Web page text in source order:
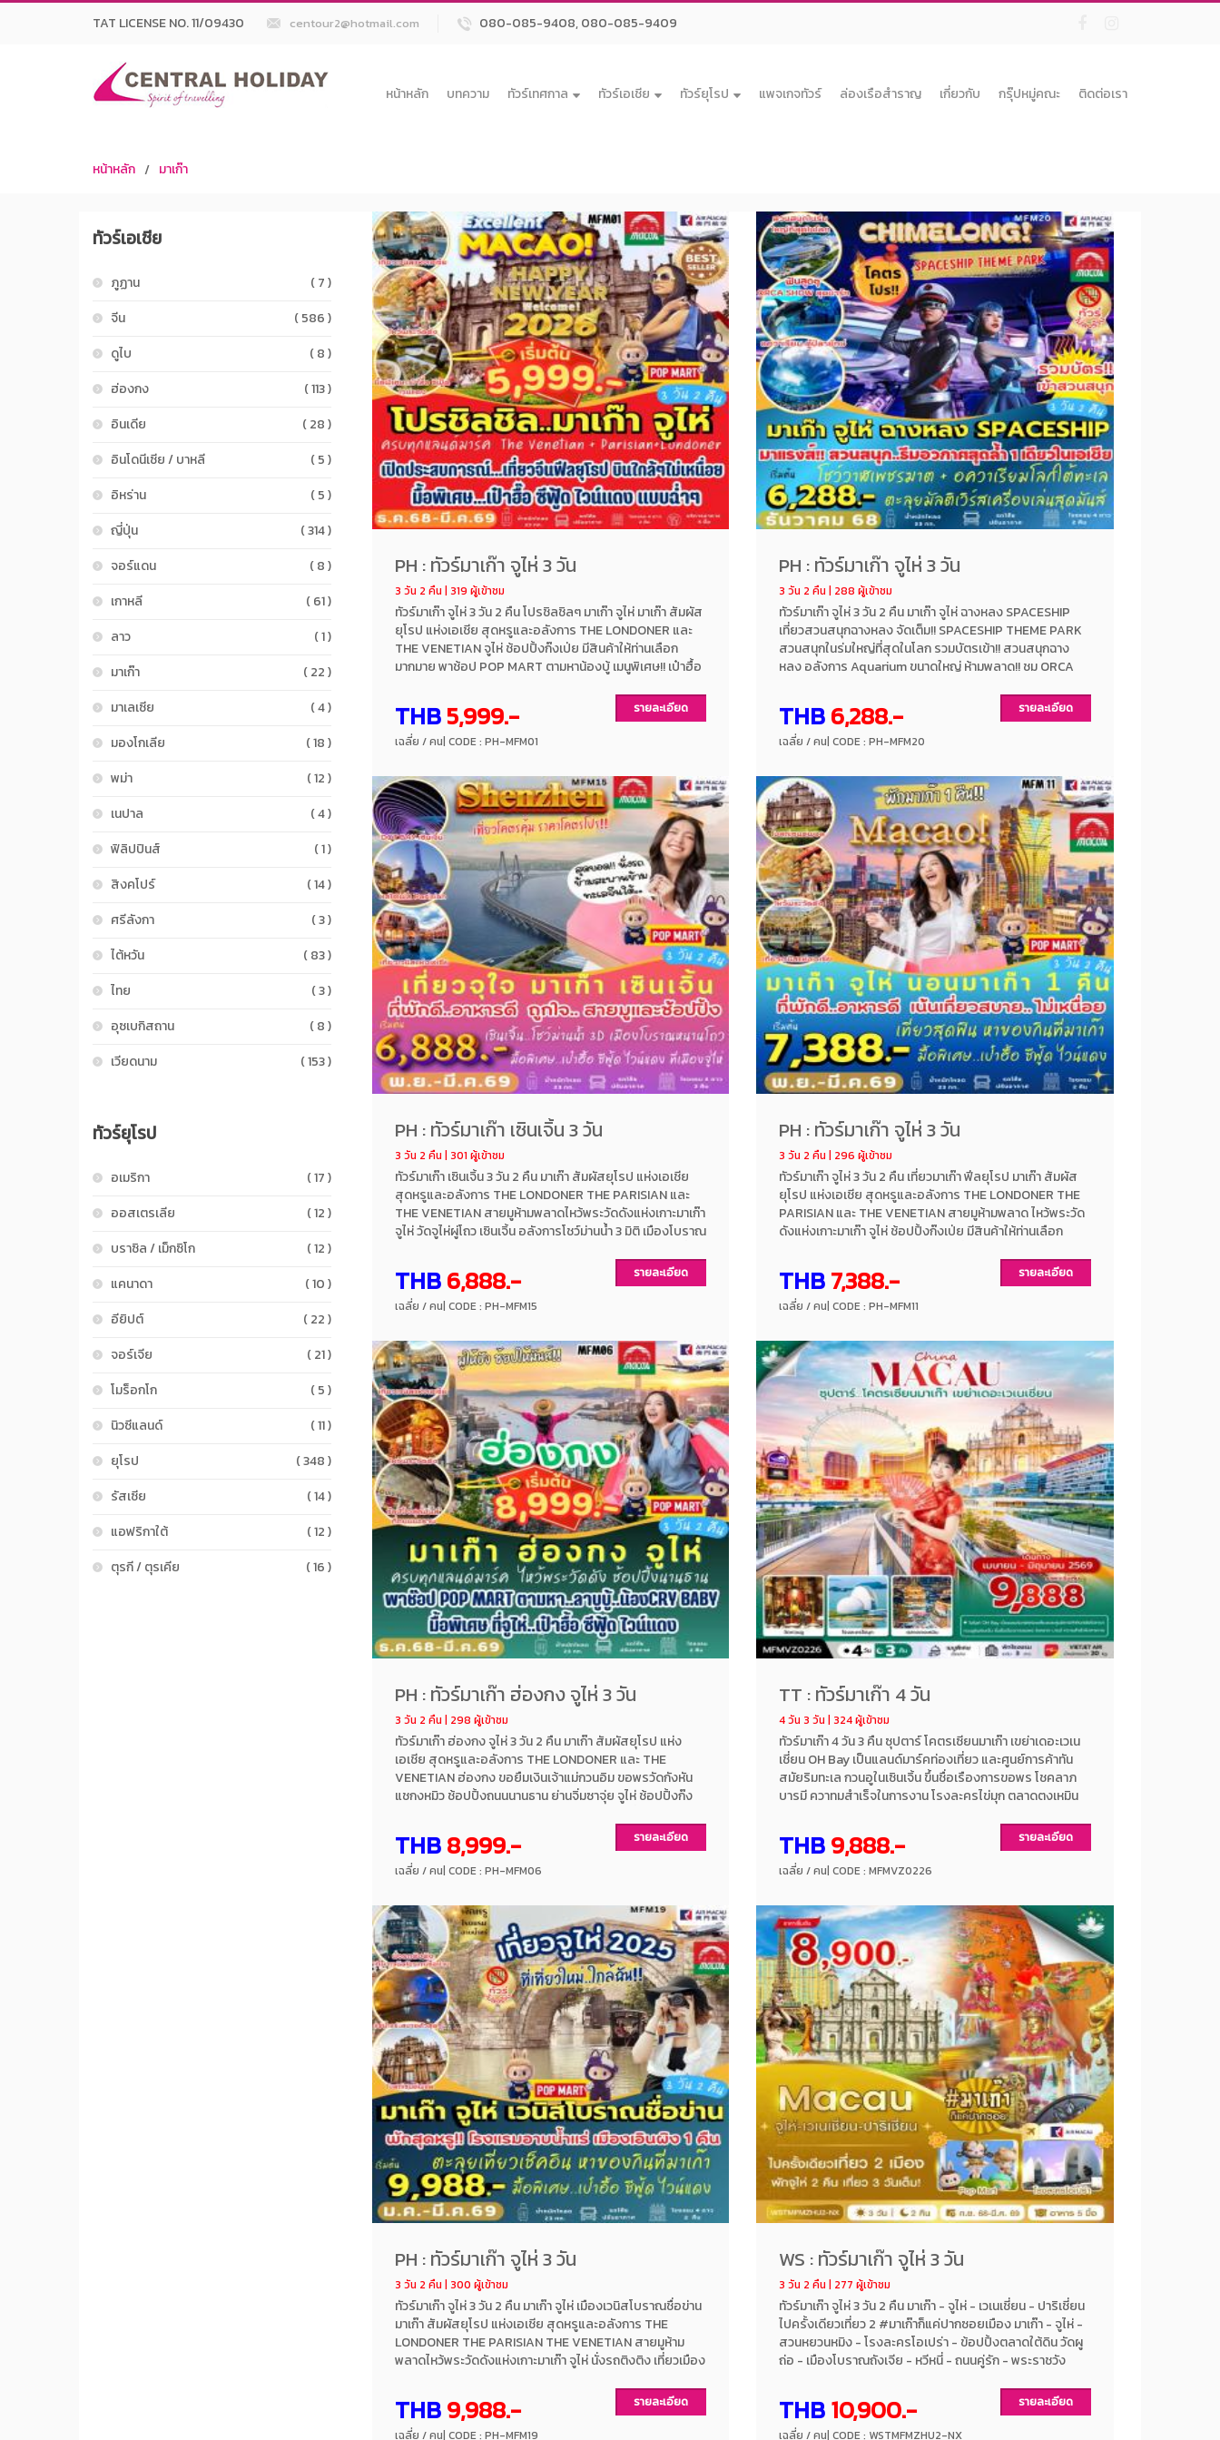
TAT LICENSE NO. 11/09430 centour2@hotmail.com 080-085-9408, 080-085-9409
หน้าหลัก บทความ ทัวร์เทศกาล ทัวร์เอเชีย ทัวร์ยุโรป แพจเกจทัวร์ ล่องเรือสำราญ เกี่ยวกับ กรุ๊ปหมู่คณะ ติดต่อเรา
หน้าหลัก / มาเก๊า
ทัวร์เอเชีย
ภูฏาน
( 7 )
จีน
( 586 )
ดูไบ
( 8 )
ฮ่องกง
( 113 )
อินเดีย
( 28 )
อินโดนีเซีย / บาหลี
( 5 )
อิหร่าน
( 5 )
ญี่ปุ่น
( 314 )
จอร์แดน
( 8 )
เกาหลี
( 61 )
ลาว
( 1 )
มาเก๊า
( 22 )
มาเลเซีย
( 4 )
มองโกเลีย
( 18 )
พม่า
( 12 )
เนปาล
( 4 )
ฟิลิปปินส์
( 1 )
สิงคโปร์
( 14 )
ศรีลังกา
( 3 )
ไต้หวัน
( 83 )
ไทย
( 3 )
อุซเบกิสถาน
( 8 )
เวียดนาม
( 153 )
ทัวร์ยุโรป
อเมริกา
( 17 )
ออสเตรเลีย
( 12 )
บราซิล / เม็กซิโก
( 12 )
แคนาดา
( 10 )
อียิปต์
( 22 )
จอร์เจีย
( 21 )
โมร็อกโก
( 5 )
นิวซีแลนด์
( 11 )
ยุโรป
( 348 )
รัสเซีย
( 14 )
แอฟริกาใต้
( 12 )
ตุรกี / ตุรเคีย
( 16 )
PH : ทัวร์มาเก๊า จูไห่ 3 วัน
3 วัน 2 คืน | 319 ผู้เข้าชม
ทัวร์มาเก๊า จูไห่ 3 วัน 2 คืน โปรชิลชิลๆ มาเก๊า จูไห่ มาเก๊า สัมผัส
ยุโรป แห่งเอเชีย สุดหรูและอลังการ THE LONDONER และ
THE VENETIAN จูไห่ ช้อปปิ้งก๊งเป่ย มีสินค้าให้ท่านเลือก
มากมาย พาช้อป POP MART ตามหาน้องบู้ เมนูพิเศษ!! เป๋าฮื้อ
THB5,999.-
เฉลี่ย / คน| CODE : PH-MFM01
รายละเอียด
PH : ทัวร์มาเก๊า จูไห่ 3 วัน
3 วัน 2 คืน | 288 ผู้เข้าชม
ทัวร์มาเก๊า จูไห่ 3 วัน 2 คืน มาเก๊า จูไห่ ฉางหลง SPACESHIP
เที่ยวสวนสนุกฉางหลง จัดเต็ม!! SPACESHIP THEME PARK
สวนสนุกในร่มใหญ่ที่สุดในโลก รวมบัตรเข้า!! สวนสนุกฉาง
หลง อลังการ Aquarium ขนาดใหญ่ ห้ามพลาด!! ชม ORCA
THB6,288.-
เฉลี่ย / คน| CODE : PH-MFM20
รายละเอียด
PH : ทัวร์มาเก๊า เซินเจิ้น 3 วัน
3 วัน 2 คืน | 301 ผู้เข้าชม
ทัวร์มาเก๊า เซินเจิ้น 3 วัน 2 คืน มาเก๊า สัมผัสยุโรป แห่งเอเชีย
สุดหรูและอลังการ THE LONDONER THE PARISIAN และ
THE VENETIAN สายมูห้ามพลาดไหว้พระวัดดังแห่งเกาะมาเก๊า
จูไห่ วัดจูไห่ผู่โถว เซินเจิ้น อลังการโชว์ม่านน้ำ 3 มิติ เมืองโบราณ
ฟู๊ด ไวน์แดง พักโรงแรมระดับ 4 ดาว โดยสายการบินแอร์
มาเก๊า AIR MACAU
THB6,888.-
เฉลี่ย / คน| CODE : PH-MFM15
รายละเอียด
PH : ทัวร์มาเก๊า จูไห่ 3 วัน
3 วัน 2 คืน | 296 ผู้เข้าชม
ทัวร์มาเก๊า จูไห่ 3 วัน 2 คืน เที่ยวมาเก๊า ฟีลยุโรป มาเก๊า สัมผัส
ยุโรป แห่งเอเชีย สุดหรูและอลังการ THE LONDONER THE
PARISIAN และ THE VENETIAN สายมูห้ามพลาด ไหว้พระวัด
ดังแห่งเกาะมาเก๊า จูไห่ ช้อปปิ้งก๊งเป่ย มีสินค้าให้ท่านเลือก
โรงแรมระดับ 4 ดาว พักมาเก๊า 1 คืน โดยสายการบินแอร์ มาเก๊า
AIR MACAU
THB7,388.-
เฉลี่ย / คน| CODE : PH-MFM11
รายละเอียด
PH : ทัวร์มาเก๊า ฮ่องกง จูไห่ 3 วัน
3 วัน 2 คืน | 298 ผู้เข้าชม
ทัวร์มาเก๊า ฮ่องกง จูไห่ 3 วัน 2 คืน มาเก๊า สัมผัสยุโรป แห่ง
เอเชีย สุดหรูและอลังการ THE LONDONER และ THE
VENETIAN ฮ่องกง ขอยืมเงินเจ้าแม่กวนอิม ขอพรวัดกังหัน
แชกงหมิว ช้อปปิ้งถนนนานธาน ย่านจิ่มซาจุ่ย จูไห่ ช้อปปิ้งก๊ง
แดง พักโรงแรมระดับ 4 ดาว โดยสายการบินแอร์ มาเก๊า AIR
MACAU
THB8,999.-
เฉลี่ย / คน| CODE : PH-MFM06
รายละเอียด
TT : ทัวร์มาเก๊า 4 วัน
4 วัน 3 วัน | 324 ผู้เข้าชม
ทัวร์มาเก๊า 4 วัน 3 คืน ซุปตาร์ โคตรเซียนมาเก๊า เขย่าเดอะเวเน
เชี่ยน OH Bay เป็นแลนด์มาร์คท่องเที่ยว และศูนย์การค้าทัน
สมัยริมทะเล กวนอูในเซินเจิ้น ขึ้นชื่อเรืองการขอพร โชคลาภ
บารมี ควาทมสำเร็จในการงาน โรงละครไข่มุก ตลาดตงเหมิน
การบินไทย เวียตเจ็ท แอร์ THAI VIETJET AIR
THB9,888.-
เฉลี่ย / คน| CODE : MFMVZ0226
รายละเอียด
PH : ทัวร์มาเก๊า จูไห่ 3 วัน
3 วัน 2 คืน | 300 ผู้เข้าชม
ทัวร์มาเก๊า จูไห่ 3 วัน 2 คืน มาเก๊า จูไห่ เมืองเวนิสโบราณชื่อข่าน
มาเก๊า สัมผัสยุโรป แห่งเอเชีย สุดหรูและอลังการ THE
LONDONER THE PARISIAN THE VENETIAN สายมูห้าม
พลาดไหว้พระวัดดังแห่งเกาะมาเก๊า จูไห่ นั่งรถติงติง เที่ยวเมือง
ยุค 60s เมนูพิเศษ!! เป๋าฮื้อซีฟู๊ด ไวน์แดง พิเศษ!! พักสุดหรุ
โรงแรมอาบน้ำแร่แช่น้ำสปา 1 คืน ห้องกว้างมาก หรูอลังการ
พักโรงแรมระดับ 4 ดาว ทัวร์ไม่ลงร้าน โดยสายการบินแอร์
THB9,988.-
เฉลี่ย / คน| CODE : PH-MFM19
รายละเอียด
WS : ทัวร์มาเก๊า จูไห่ 3 วัน
3 วัน 2 คืน | 277 ผู้เข้าชม
ทัวร์มาเก๊า จูไห่ 3 วัน 2 คืน มาเก๊า - จูไห่ - เวเนเชี่ยน - ปาริเชี่ยน
ไปครั้งเดียวเที่ยว 2 #มาเก๊าก็แค่ปากซอยเมือง มาเก๊า - จูไห่ -
สวนหยวนหมิง - โรงละครโอเปร่า - ข้อปปิ้งตลาดใต้ดิน วัดผู
ถ่อ - เมืองโบราณถังเจีย - หวีหนี่ - ถนนคู่รัก - พระราชวัง
ทะเล - โบสถ์เซนต์ปอล เซนาโด้สแควร์ - เดอะเวเนเชี่ยน -
เดอะปาริเชี่ยน พักโรงแรมระดับ 3 ดาว โดยสายการบินแอร์
มาเก๊า AIR MACAU
THB10,900.-
เฉลี่ย / คน| CODE : WSTMFMZHU2-NX
รายละเอียด